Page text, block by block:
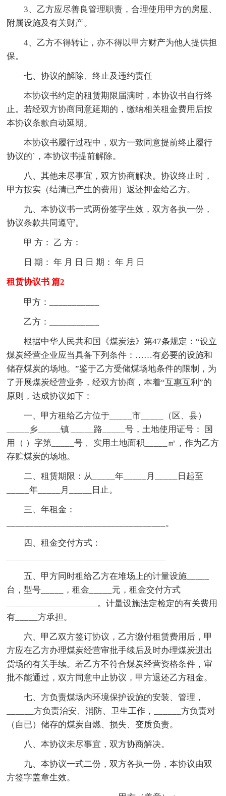
3、乙方应尽善良管理职责，合理使用甲方的房屋、
附属设施及有关财产。
4、乙方不得转让，亦不得以甲方财产为他人提供担
保。
七、协议的解除、终止及违约责任
本协议书约定的租赁期限届满时，本协议书自行终
止。若经双方协商同意延期的，缴纳相关租金费用后按
本协议条款自动延期。
本协议书履行过程中，双方一致同意提前终止履行
协议的`，本协议书提前解除。
八、其他未尽事宜，双方协商解决。协议终止时，
甲方按实（结清已产生的费用）返还押金给乙方。
九、本协议书一式两份签字生效，双方各执一份，
协议条款共同遵守。
甲 方： 乙 方：
日 期： 年 月 日 日 期： 年 月 日
租赁协议书 篇2
甲方：___________
乙方：___________
根据中华人民共和国《煤炭法》第47条规定：“设立
煤炭经营企业应当具备下列条件：……有必要的设施和
储存煤炭的场地。”鉴于乙方受储煤场地条件的限制，为
了开展煤炭经营业务，经双方协商，本着“互惠互利”的
原则，达成协议如下：
一、甲方租给乙方位于_____市_____（区、县）
_____乡_____镇 _____路_____号，土地使用证号： 国
用（ ）字第_____号 、实用土地面积_____㎡，作为乙方
存贮煤炭的场地。
二、租赁期限：从_____年_____月_____日起至
_____年_____月_____日止。
三、年租金：
___________________________________。
四、租金交付方式：
五、甲方同时租给乙方在堆场上的计量设施_____
台，型号_____，租金_____元，租金交付方式
____________________。计量设施法定检定的有关费用
有_____方承担。
六、甲乙双方签订协议，乙方缴付租赁费用后，甲
方应在乙方办理煤炭经营审批手续后及时办理煤炭进出
货场的有关手续。若乙方不符合煤炭经营资格条件，审
批不能通过，双方同意中止协议，甲方退还乙方租金。
七、方负责煤场内环境保护设施的安装、管理，
______方负责治安、消防、卫生工作，______方负责对
（自已）储存的煤炭自燃、损失、变质负责。
八、本协议未尽事宜，双方协商解决。
九、本协议一式二份，双方各执一份，本协议由双
方签字盖章生效。